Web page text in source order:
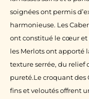
soignées ont permis
harmonieuse. Les
ont constitué le cœur et
les Merlots ont apporté
texture serrée, du relief
pureté.Le croquant des
fins et veloutés offrent